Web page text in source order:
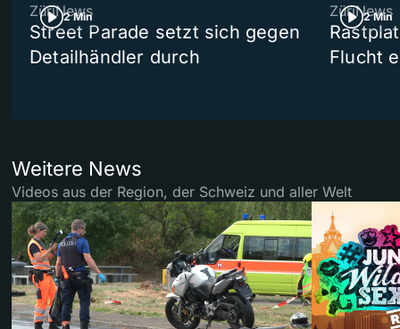
2 Min
ZüriNews
Street Parade setzt sich gegen
Detailhändler durch
2 Min
ZüriNews
Flucht
Weitere News
Videos aus der Region, der Schweiz und aller Welt